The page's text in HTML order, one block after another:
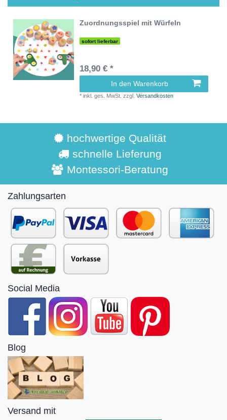
Zuordnungsspiel mit Würfeln
sofort lieferbar
18,90 € *
In den Warenkorb
*inkl. ges. MwSt. zzgl.Versandkosten
hochwertige Qualität
schnelle Lieferung
Montessori-Beratung
Zahlungsarten
Social Media
Blog
Versand mit